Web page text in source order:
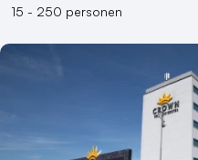
15 - 250 personen